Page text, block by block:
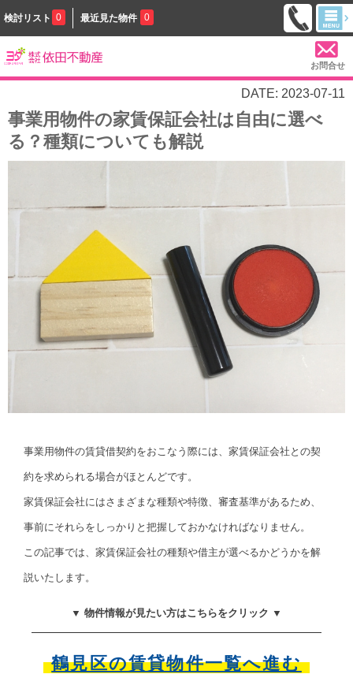
検討リスト 0 最近見た物件 0
お問合せ
DATE: 2023-07-11
事業用物件の家賃保証会社は自由に選べ
る？種類についても解説
事業用物件の賃貸借契約をおこなう際には、家賃保証会社との契
約を求められる場合がほとんどです。
家賃保証会社にはさまざまな種類や特徴、審査基準があるため、
事前にそれらをしっかりと把握しておかなければなりません。
この記事では、家賃保証会社の種類や借主が選べるかどうかを解
説いたします。
▼ 物件情報が見たい方はこちらをクリック ▼
鶴見区の賃貸物件一覧へ進む